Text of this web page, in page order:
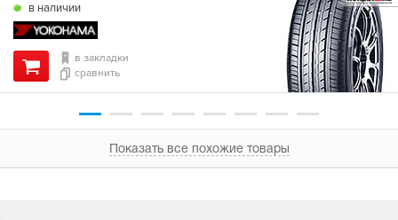
в наличии
в закладки
сравнить
Показать все похожие товары